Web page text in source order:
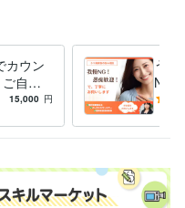
セリング
精神障害者家族の
カウン
自身
病・自
15,000 円
うつ
NG
保健